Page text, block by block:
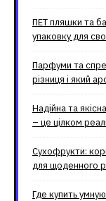
ПЕТ пляшки та
упаковку для
Парфуми та
різниця і який
Надійна та
– це цілком
Сухофрукти:
для щоденного
Где купить